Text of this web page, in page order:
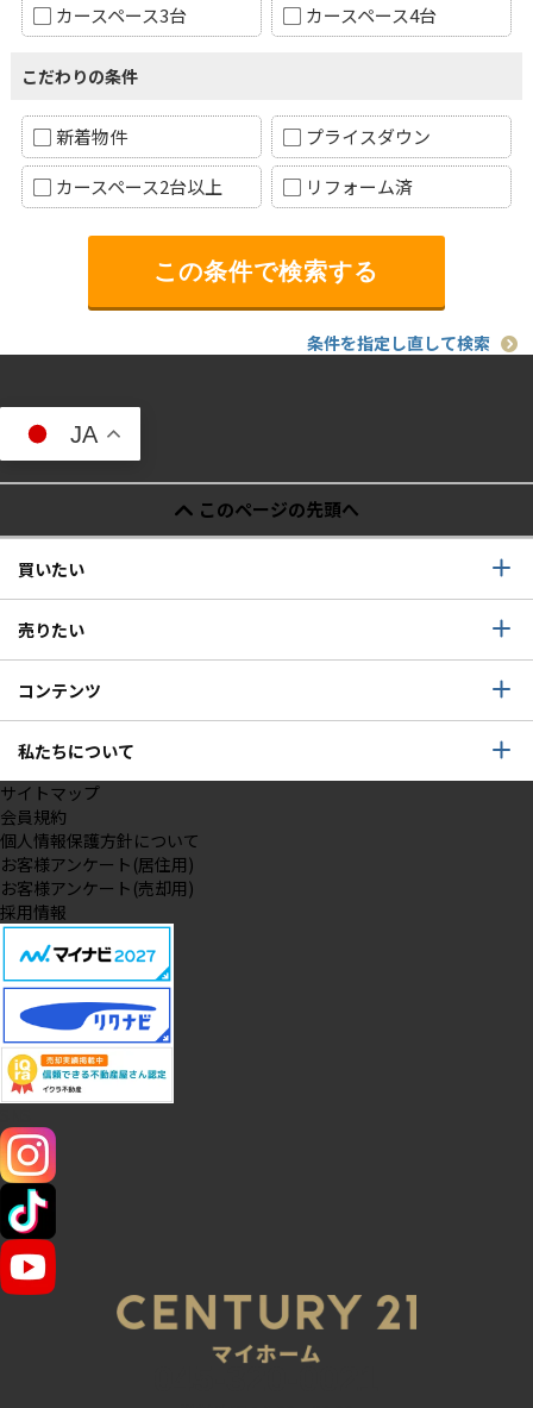
カースペース3台
カースペース4台
こだわりの条件
新着物件
プライスダウン
カースペース2台以上
リフォーム済
条件を指定し直して検索
JA
このページの先頭へ
買いたい
売りたい
コンテンツ
私たちについて
サイトマップ
会員規約
個人情報保護方針について
お客様アンケート(居住用)
お客様アンケート(売却用)
採用情報